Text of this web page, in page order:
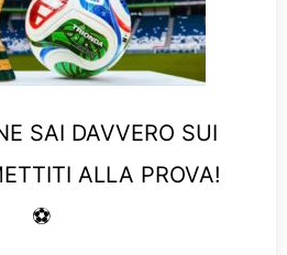
SAI DAVVERO SUI
ALLA PROVA!
⚽